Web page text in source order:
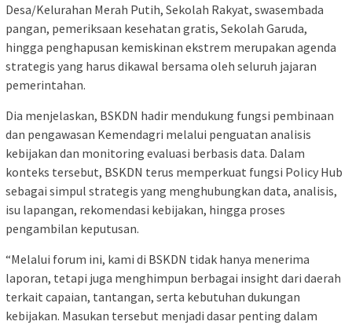
Desa/Kelurahan Merah Putih, Sekolah Rakyat, swasembada
pangan, pemeriksaan kesehatan gratis, Sekolah Garuda,
hingga penghapusan kemiskinan ekstrem merupakan agenda
strategis yang harus dikawal bersama oleh seluruh jajaran
pemerintahan.
Dia menjelaskan, BSKDN hadir mendukung fungsi pembinaan
dan pengawasan Kemendagri melalui penguatan analisis
kebijakan dan monitoring evaluasi berbasis data. Dalam
konteks tersebut, BSKDN terus memperkuat fungsi Policy Hub
sebagai simpul strategis yang menghubungkan data, analisis,
isu lapangan, rekomendasi kebijakan, hingga proses
pengambilan keputusan.
“Melalui forum ini, kami di BSKDN tidak hanya menerima
laporan, tetapi juga menghimpun berbagai insight dari daerah
terkait capaian, tantangan, serta kebutuhan dukungan
kebijakan. Masukan tersebut menjadi dasar penting dalam